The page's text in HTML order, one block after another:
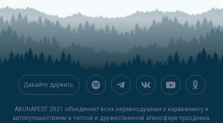
Давайте дружить:
ABUNAFEST 2021 объединяет всех неравнодушных к караванингу и
автопутешествиям в теплой и дружественной атмосфере праздника.